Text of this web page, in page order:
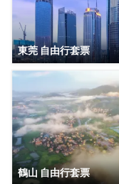
東莞 自由行套票
鶴山 自由行套票